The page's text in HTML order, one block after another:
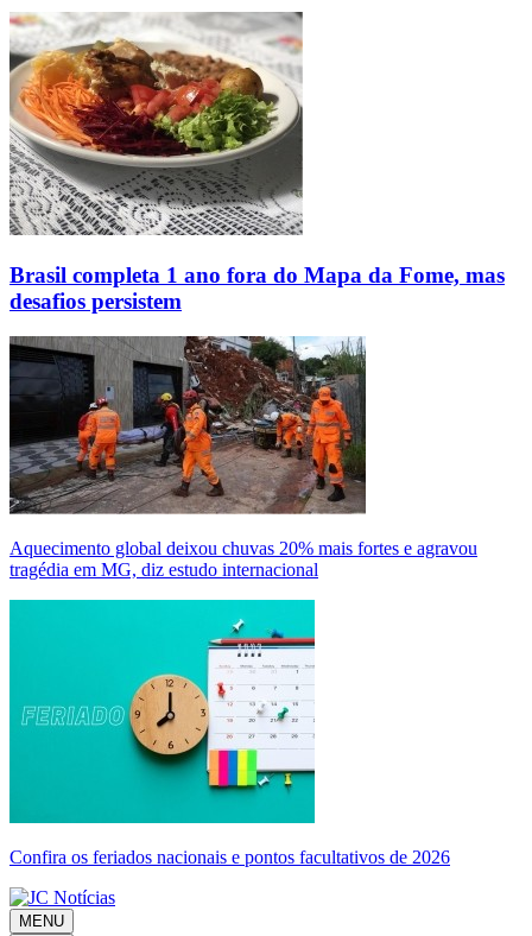
Brasil completa 1 ano fora do Mapa da Fome, mas
desafios persistem
Aquecimento global deixou chuvas 20% mais fortes e agravou
tragédia em MG, diz estudo internacional
Confira os feriados nacionais e pontos facultativos de 2026
MENU